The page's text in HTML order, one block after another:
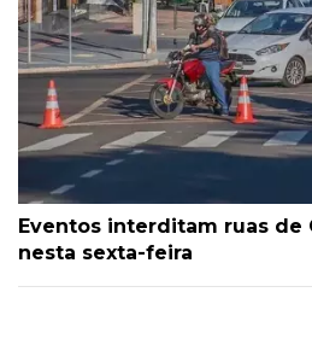
Eventos interditam ruas de
nesta sexta-feira